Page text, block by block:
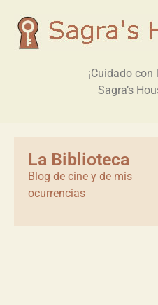
¡Cuidado
Sagra’s
La Biblioteca
Blog de cine y de mis
ocurrencias